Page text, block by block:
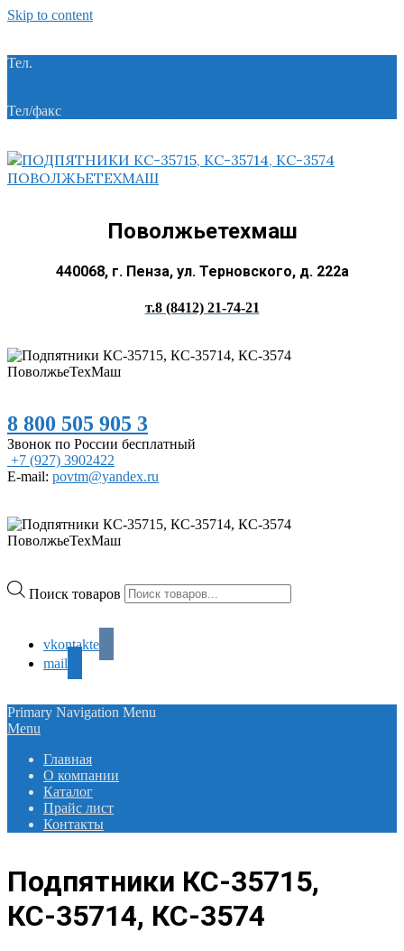
Skip to content
Тел.
Тел/факс
Поволжьетехмаш
440068, г. Пенза, ул. Терновского, д. 222а
т.8 (8412) 21-74-21
8 800 505 905 3
Звонок по России бесплатный
+7 (927) 3902422
E-mail: povtm@yandex.ru
Поиск товаров
vkontakte
mail
Primary Navigation Menu
Menu
Главная
О компании
Каталог
Прайс лист
Контакты
Подпятники КС-35715,
КС-35714, КС-3574